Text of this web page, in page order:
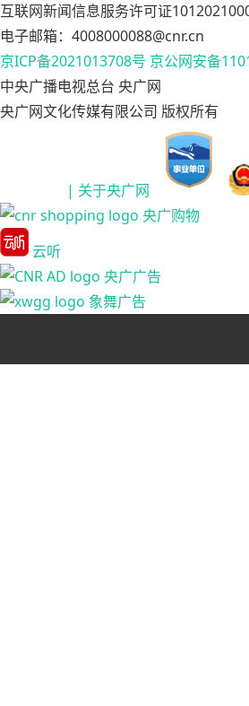
互联网新闻信息服务许可证
电子邮箱：4008000088@cnr.cn
京ICP备2021013708号 京公网安备
中央广播电视总台 央广网
央广网文化传媒有限公司 版权所有
| 关于央广网
央广购物
云听
央广广告
象舞广告